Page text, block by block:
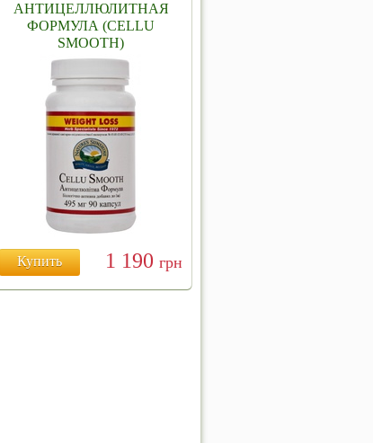
АНТИЦЕЛЛЮЛИТНАЯ
ФОРМУЛА (CELLU
SMOOTH)
Купить 1 190 грн